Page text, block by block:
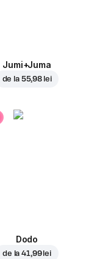
Jumi+Juma
de la 55,98 lei
Dodo
de la41,99 lei